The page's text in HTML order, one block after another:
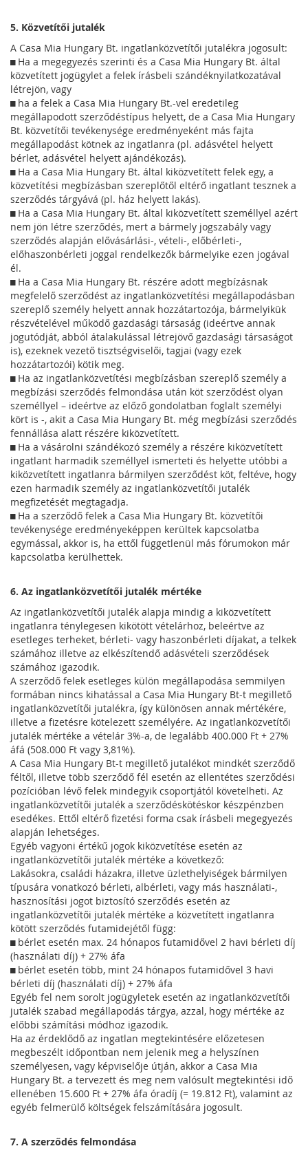
5. Közvetítői jutalék
A Casa Mia Hungary Bt. ingatlanközvetítői jutalékra jogosult:
 Ha a megegyezés szerinti és a Casa Mia Hungary Bt. által
közvetített jogügylet a felek írásbeli szándéknyilatkozatával
létrejön, vagy
 ha a felek a Casa Mia Hungary Bt.-vel eredetileg
megállapodott szerződéstípus helyett, de a Casa Mia Hungary
Bt. közvetítői tevékenysége eredményeként más fajta
megállapodást kötnek az ingatlanra (pl. adásvétel helyett
bérlet, adásvétel helyett ajándékozás).
 Ha a Casa Mia Hungary Bt. által kiközvetített felek egy, a
közvetítési megbízásban szereplőtől eltérő ingatlant tesznek a
szerződés tárgyává (pl. ház helyett lakás).
 Ha a Casa Mia Hungary Bt. által kiközvetített személlyel azért
nem jön létre szerződés, mert a bármely jogszabály vagy
szerződés alapján elővásárlási-, vételi-, előbérleti-,
előhaszonbérleti joggal rendelkezők bármelyike ezen jogával
él.
 Ha a Casa Mia Hungary Bt. részére adott megbízásnak
megfelelő szerződést az ingatlanközvetítési megállapodásban
szereplő személy helyett annak hozzátartozója, bármelyikük
részvételével működő gazdasági társaság (ideértve annak
jogutódját, abból átalakulással létrejövő gazdasági társaságot
is), ezeknek vezető tisztségviselői, tagjai (vagy ezek
hozzátartozói) kötik meg.
 Ha az ingatlanközvetítési megbízásban szereplő személy a
megbízási szerződés felmondása után köt szerződést olyan
személlyel – ideértve az előző gondolatban foglalt személyi
kört is -, akit a Casa Mia Hungary Bt. még megbízási szerződés
fennállása alatt részére kiközvetített.
 Ha a vásárolni szándékozó személy a részére kiközvetített
ingatlant harmadik személlyel ismerteti és helyette utóbbi a
kiközvetített ingatlanra bármilyen szerződést köt, feltéve, hogy
ezen harmadik személy az ingatlanközvetítői jutalék
megfizetését megtagadja.
 Ha a szerződő felek a Casa Mia Hungary Bt. közvetítői
tevékenysége eredményeképpen kerültek kapcsolatba
egymással, akkor is, ha ettől függetlenül más fórumokon már
kapcsolatba kerülhettek.
6. Az ingatlanközvetítői jutalék mértéke
Az ingatlanközvetítői jutalék alapja mindig a kiközvetített
ingatlanra ténylegesen kikötött vételárhoz, beleértve az
esetleges terheket, bérleti- vagy haszonbérleti díjakat, a telkek
számához illetve az elkészítendő adásvételi szerződések
számához igazodik.
A szerződő felek esetleges külön megállapodása semmilyen
formában nincs kihatással a Casa Mia Hungary Bt-t megillető
ingatlanközvetítői jutalékra, így különösen annak mértékére,
illetve a fizetésre kötelezett személyére. Az ingatlanközvetítői
jutalék mértéke a vételár 3%-a, de legalább 400.000 Ft + 27%
áfá (508.000 Ft vagy 3,81%).
A Casa Mia Hungary Bt-t megillető jutalékot mindkét szerződő
féltől, illetve több szerződő fél esetén az ellentétes szerződési
pozícióban lévő felek mindegyik csoportjától követelheti. Az
ingatlanközvetítői jutalék a szerződéskötéskor készpénzben
esedékes. Ettől eltérő fizetési forma csak írásbeli megegyezés
alapján lehetséges.
Egyéb vagyoni értékű jogok kiközvetítése esetén az
ingatlanközvetítői jutalék mértéke a következő:
Lakásokra, családi házakra, illetve üzlethelyiségek bármilyen
típusára vonatkozó bérleti, albérleti, vagy más használati-,
hasznosítási jogot biztosító szerződés esetén az
ingatlanközvetítői jutalék mértéke a közvetített ingatlanra
kötött szerződés futamidejétől függ:
 bérlet esetén max. 24 hónapos futamidővel 2 havi bérleti díj
(használati díj) + 27% áfa
 bérlet esetén több, mint 24 hónapos futamidővel 3 havi
bérleti díj (használati díj) + 27% áfa
Egyéb fel nem sorolt jogügyletek esetén az ingatlanközvetítői
jutalék szabad megállapodás tárgya, azzal, hogy mértéke az
előbbi számítási módhoz igazodik.
Ha az érdeklődő az ingatlan megtekintésére előzetesen
megbeszélt időpontban nem jelenik meg a helyszínen
személyesen, vagy képviselője útján, akkor a Casa Mia
Hungary Bt. a tervezett és meg nem valósult megtekintési idő
ellenében 15.600 Ft + 27% áfa óradíj (= 19.812 Ft), valamint az
egyéb felmerülő költségek felszámítására jogosult.
7. A szerződés felmondása